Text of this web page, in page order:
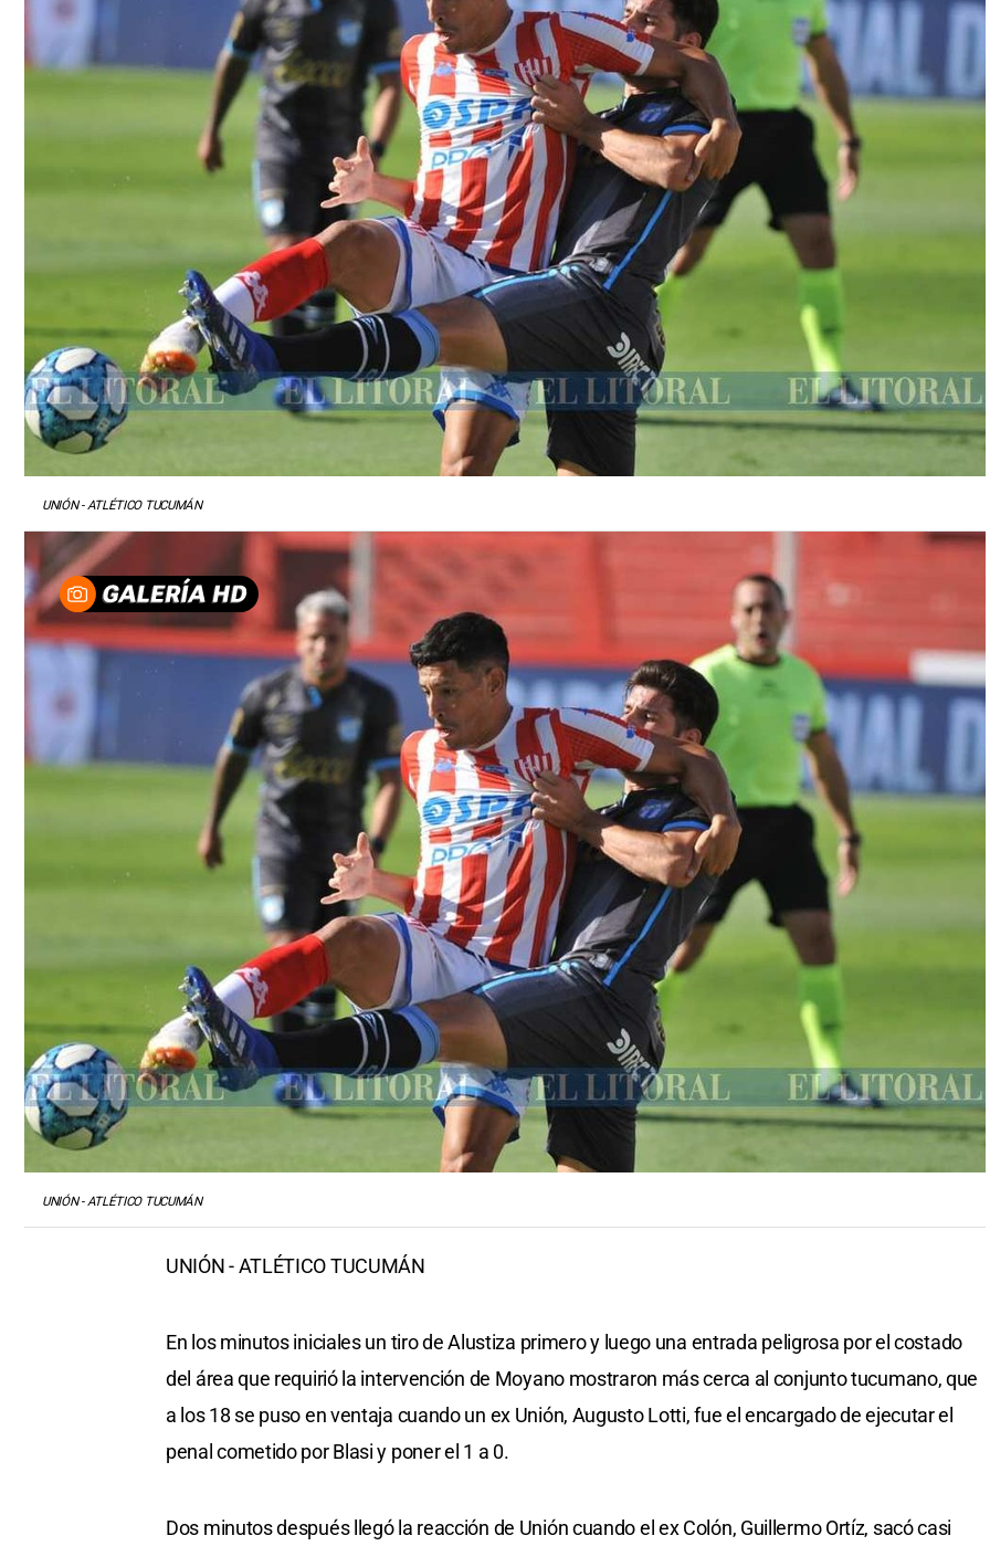
UNIÓN - ATLÉTICO TUCUMÁN
UNIÓN - ATLÉTICO TUCUMÁN
UNIÓN - ATLÉTICO TUCUMÁN
En los minutos iniciales un tiro de Alustiza primero y luego una entrada peligrosa por el costado
del área que requirió la intervención de Moyano mostraron más cerca al conjunto tucumano, que
a los 18 se puso en ventaja cuando un ex Unión, Augusto Lotti, fue el encargado de ejecutar el
penal cometido por Blasi y poner el 1 a 0.
Dos minutos después llegó la reacción de Unión cuando el ex Colón, Guillermo Ortíz, sacó casi